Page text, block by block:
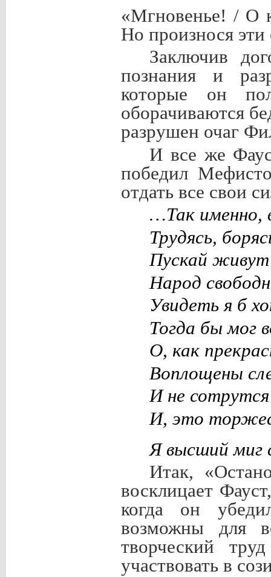
«Мгновенье! / О
Но произнося эти
Заключив
познания и
которые он
оборачиваются
разрушен очаг
И все же
победил
отдать все свои
…Так именно,
Трудясь,
Пускай
Народ
Увидеть я б
Тогда бы мог
О, как
Воплощены
И не
И, это
Я высший миг
Итак,
восклицает
когда он
возможны для
творческий
участвовать в